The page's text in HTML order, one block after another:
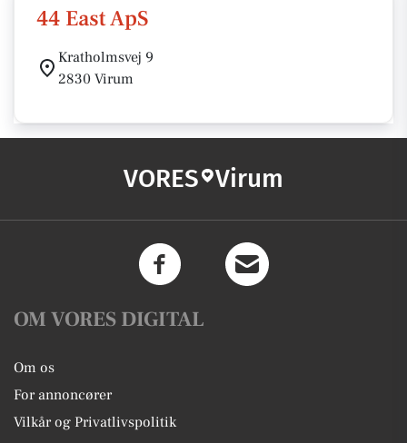
44 East ApS
Kratholmsvej 9
2830 Virum
VORES Virum
OM VORES DIGITAL
Om os
For annoncører
Vilkår og Privatlivspolitik